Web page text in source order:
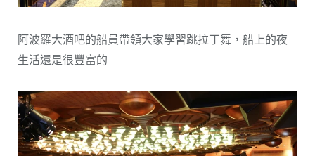
阿波羅大酒吧的船員帶領大家學習跳拉丁舞，船上的夜
生活還是很豐富的